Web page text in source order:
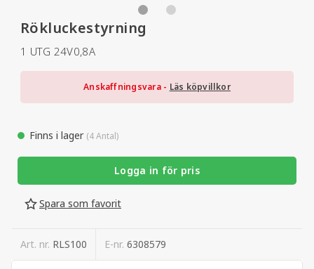
Rökluckestyrning
1 UTG 24V0,8A
Anskaffningsvara - Läs köpvillkor
Finns i lager (4 Antal)
Logga in för pris
Spara som favorit
Art. nr. RLS100 E-nr. 6308579